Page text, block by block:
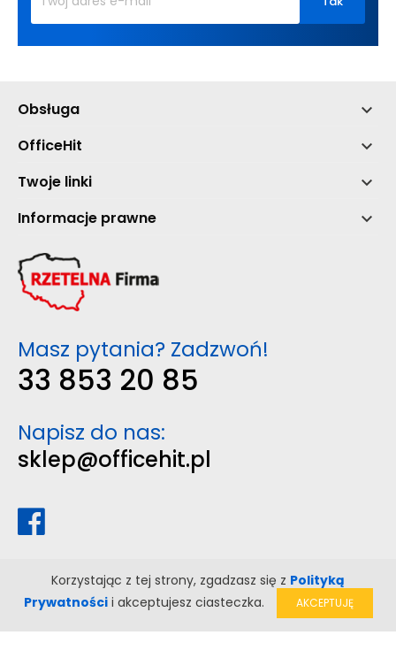
Obsługa 
OfficeHit 
Twoje linki 
Informacje prawne 
Masz pytania? Zadzwoń!
33 853 20 85
Napisz do nas:
sklep@officehit.pl
Korzystając z tej strony, zgadzasz się z Polityką
Prywatnościi akceptujesz ciasteczka. AKCEPTUJĘ